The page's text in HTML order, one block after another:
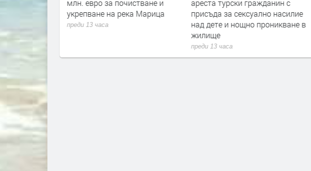
път на
млн. евро за почистване и
укрепване на река Марица
преди 13 часа
ареста турски гражданин с
присъда за сексуално насилие
над дете и нощно проникване в
жилище
преди 13 часа